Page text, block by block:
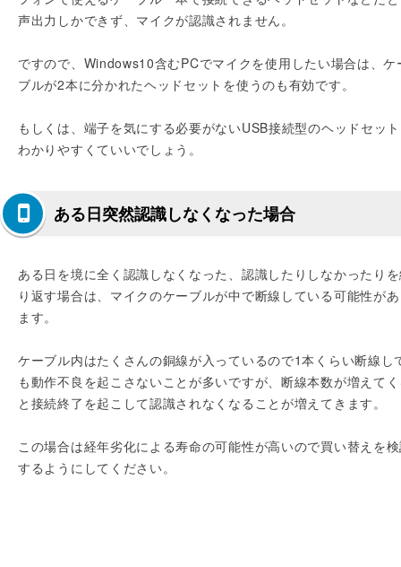
声出力しかできず、マイクが認識されません。
ですので、Windows10含むPCでマイクを使用したい場合は、ケ
ブルが2本に分かれたヘッドセットを使うのも有効です。
もしくは、端子を気にする必要がないUSB接続型のヘッドセッ
わかりやすくていいでしょう。
ある日突然認識しなくなった場合
ある日を境に全く認識しなくなった、認識したりしなかったり
り返す場合は、マイクのケーブルが中で断線している可能性が
ます。
ケーブル内はたくさんの銅線が入っているので1本くらい断線し
も動作不良を起こさないことが多いですが、断線本数が増えて
と接続終了を起こして認識されなくなることが増えてきます。
この場合は経年劣化による寿命の可能性が高いので買い替えを
するようにしてください。